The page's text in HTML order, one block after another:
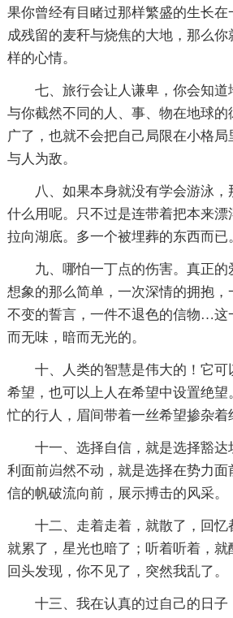
果你曾经有目睹过那样繁盛的生长
成残留的麦秆与烧焦的大地，那么
样的心情。
七、旅行会让人谦卑，你会知
与你截然不同的人、事、物在地球的
广了，也就不会把自己局限在小格局
与人为敌。
八、如果本身就没有学会游泳
什么用呢。只不过是连带着把本来漂
拉向湖底。多一个被埋葬的东西而已
九、哪怕一丁点的伤害。真正的
想象的那么简单，一次深情的拥抱，
不变的誓言，一件不退色的信物…这
而无味，暗而无光的。
十、人类的智慧是伟大的！它
希望，也可以上人在希望中设置绝望
忙的行人，眉间带着一丝希望掺杂着
十一、选择自信，就是选择豁达
利面前岿然不动，就是选择在势力面
信的帆破流向前，展示搏击的风采。
十二、走着走着，就散了，回忆
就累了，星光也暗了；听着听着，就
回头发现，你不见了，突然我乱了。
十三、我在认真的过自己的日